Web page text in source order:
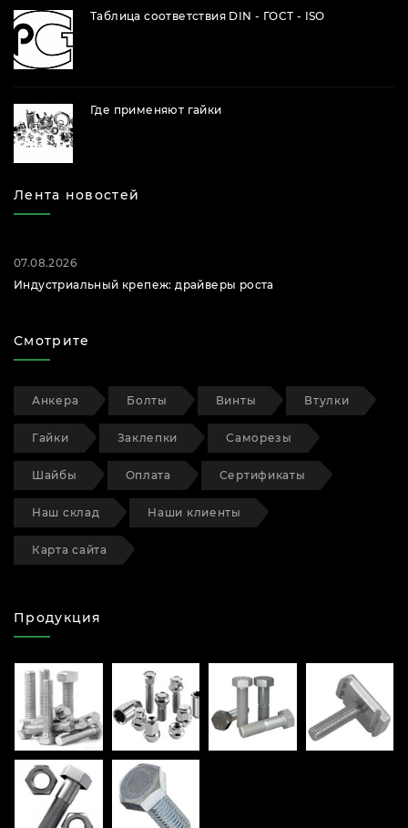
Таблица соответствия DIN - ГОСТ - ISO
Где применяют гайки
Лента новостей
07.08.2026
Индустриальный крепеж: драйверы роста
Смотрите
Анкера Болты Винты Втулки
Гайки Заклепки Саморезы
Шайбы Оплата Сертификаты
Наш склад Наши клиенты
Карта сайта
Продукция